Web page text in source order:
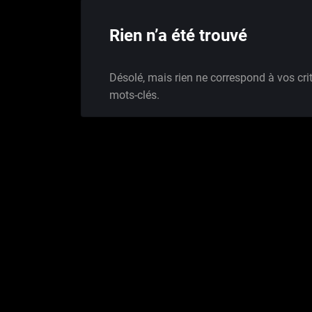
Rien n’a été trouvé
Désolé, mais rien ne correspond à vos
mots-clés.